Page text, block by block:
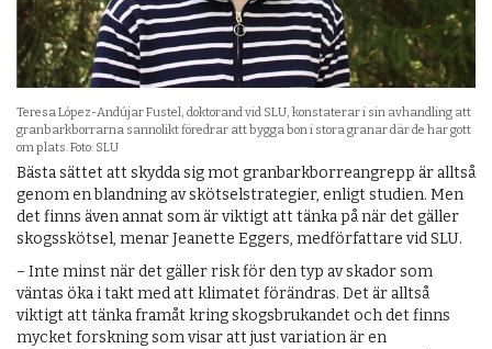
Teresa López-Andújar Fustel, doktorand vid SLU, konstaterar i sin avhandling att
granbarkborrarna sannolikt föredrar att bygga bon i stora granar där de har gott
om plats. Foto: SLU
Bästa sättet att skydda sig mot granbarkborreangrepp är alltså
genom en blandning av skötselstrategier, enligt studien. Men
det finns även annat som är viktigt att tänka på när det gäller
skogsskötsel, menar Jeanette Eggers, medförfattare vid SLU.
− Inte minst när det gäller risk för den typ av skador som
väntas öka i takt med att klimatet förändras. Det är alltså
viktigt att tänka framåt kring skogsbrukandet och det finns
mycket forskning som visar att just variation är en